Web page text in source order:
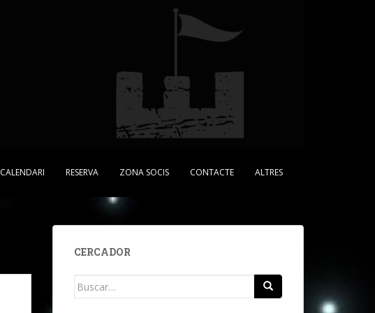
CALENDARI RESERVA ZONA SOCIS CONTACTE ALTRES
CERCADOR
Buscar: